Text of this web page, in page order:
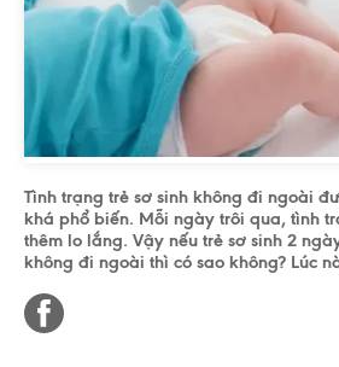
Tình trạng trẻ sơ sinh không đi ngoài
khá phổ biến. Mỗi ngày trôi qua, tình
thêm lo lắng. Vậy nếu trẻ sơ sinh 2
không đi ngoài thì có sao không? Lúc